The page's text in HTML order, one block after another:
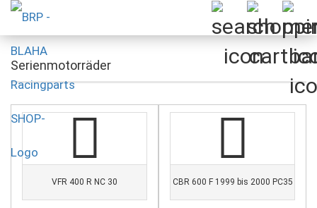
Serienmotorräder
VFR 400 R NC 30 CBR 600 F 1999 bis 2000 PC35